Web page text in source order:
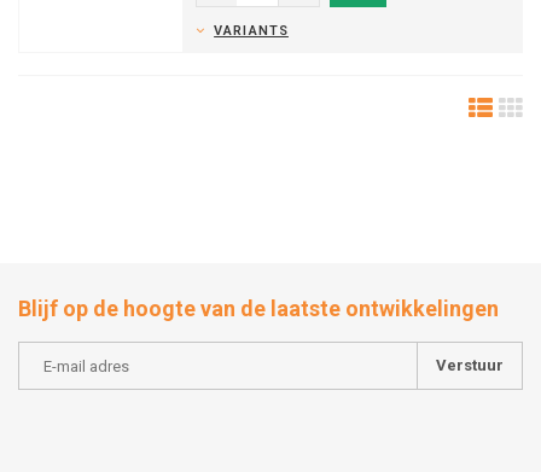
VARIANTS
Blijf op de hoogte van de laatste ontwikkelingen
Verstuur